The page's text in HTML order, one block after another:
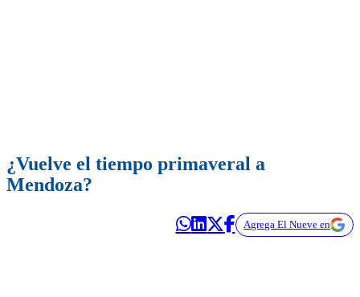
¿Vuelve el tiempo primaveral a
Mendoza?
Agrega El Nueve en